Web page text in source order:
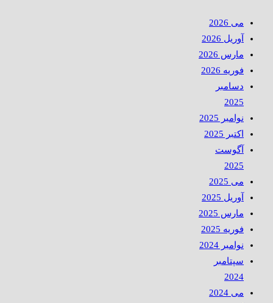
می 2026
آوریل 2026
مارس 2026
فوریه 2026
دسامبر
2025
نوامبر 2025
اکتبر 2025
آگوست
2025
می 2025
آوریل 2025
مارس 2025
فوریه 2025
نوامبر 2024
سپتامبر
2024
می 2024